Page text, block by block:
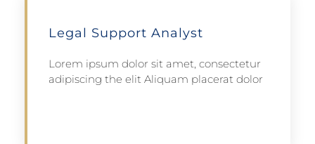
Legal Support Analyst
Lorem ipsum dolor sit amet, consectetur
adipiscing the elit Aliquam placerat dolor